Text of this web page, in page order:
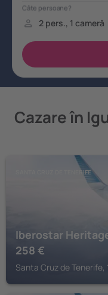
Cazare în
SANTA CRUZ DE TENERIFE
Iberostar
258 €
Santa Cruz de